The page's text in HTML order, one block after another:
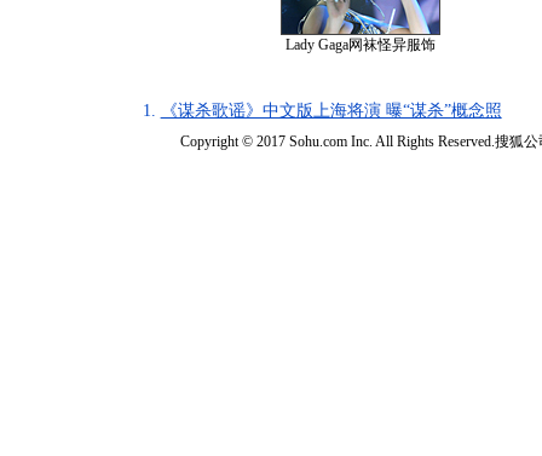
Lady Gaga网袜怪异服饰
1. 《谋杀歌谣》中文版上海将演 曝“谋杀”概念照
Copyright © 2017 Sohu.com Inc. All Rights Reserved.搜狐